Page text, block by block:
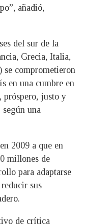
añadió,
del sur de la
Grecia, Italia,
se comprometieron
en una cumbre en
próspero, justo y
según una
2009 a que en
millones de
para adaptarse
sus
de crítica